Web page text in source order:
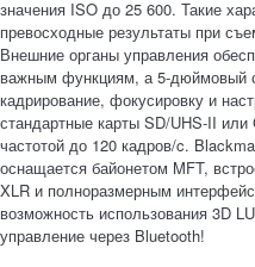
значения ISO до 25 600. Такие
превосходные результаты при
Внешние органы управления
важным функциям, а 5-дюймовый
кадрирование, фокусировку и
стандартные карты SD/UHS-II
частотой до 120 кадров/c.
оснащается байонетом MFT,
XLR и полноразмерным
возможность использования 3D
управление через Bluetooth!